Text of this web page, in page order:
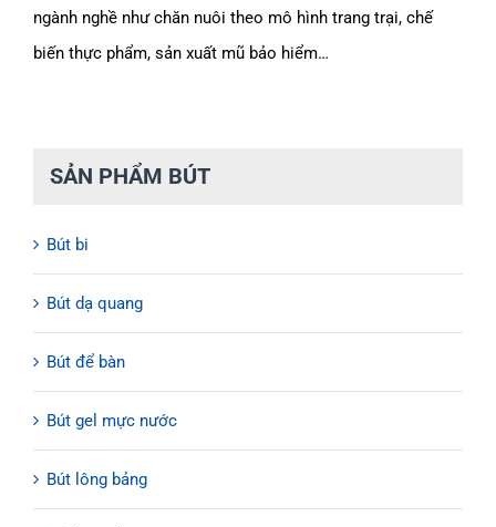
ngành nghề như chăn nuôi theo mô hình trang trại, chế
biến thực phẩm, sản xuất mũ bảo hiểm…
SẢN PHẨM BÚT
Bút bi
Bút dạ quang
Bút để bàn
Bút gel mực nước
Bút lông bảng